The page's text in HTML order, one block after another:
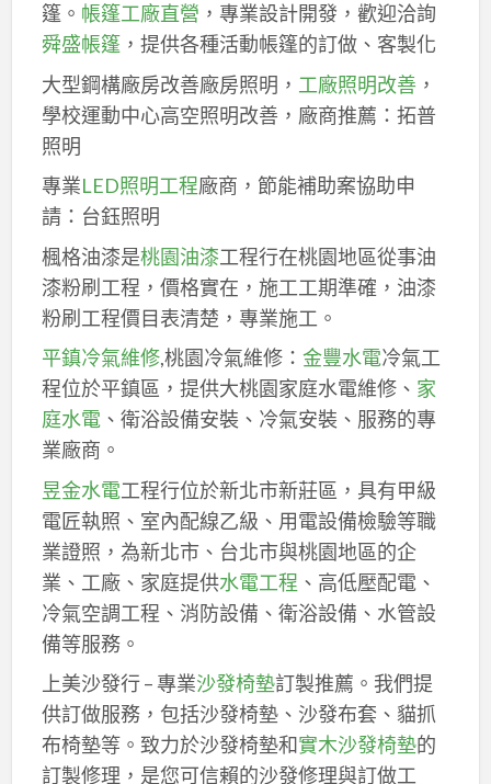
篷。 帳篷工廠直營 ，專業設計開發，歡迎洽詢
舜盛帳篷，提供各種活動帳篷的訂做、客製化
大型鋼構廠房改善廠房照明， 工廠照明改善，
學校運動中心高空照明改善，廠商推薦：拓普
照明
專業LED照明工程廠商，節能補助案協助申
請：台鈺照明
楓格油漆是桃園油漆工程行在桃園地區從事油
漆粉刷工程，價格實在，施工工期準確，油漆
粉刷工程價目表清楚，專業施工。
平鎮冷氣維修,桃園冷氣維修： 金豐水電冷氣工
程位於平鎮區，提供大桃園家庭水電維修、 家
庭水電、衛浴設備安裝、冷氣安裝、服務的專
業廠商。
昱金水電工程行位於新北市新莊區，具有甲級
電匠執照、室內配線乙級、用電設備檢驗等職
業證照，為新北市、台北市與桃園地區的企
業、工廠、家庭提供水電工程 、高低壓配電、
冷氣空調工程、消防設備、衛浴設備、水管設
備等服務。
上美沙發行 – 專業沙發椅墊訂製推薦。我們提
供訂做服務，包括沙發椅墊、沙發布套、貓抓
布椅墊等。致力於沙發椅墊和實木沙發椅墊的
訂製修理，是您可信賴的沙發修理與訂做工